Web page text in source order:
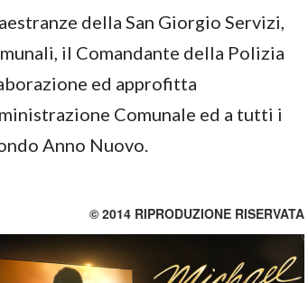
della San Giorgio Servizi,
il Comandante della Polizia
ed approfitta
Comunale ed a tutti i
Anno Nuovo.
© 2014 RIPRODUZIONE RISERVATA